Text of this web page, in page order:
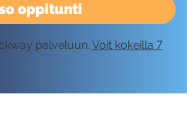
oppitunti
palveluun. Voit kokeilla 7